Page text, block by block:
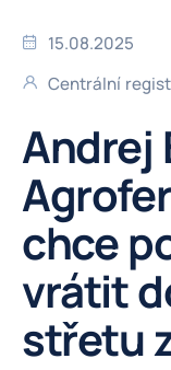
15.08.2025
Centrální
Andrej
chce
vrátit
střetu